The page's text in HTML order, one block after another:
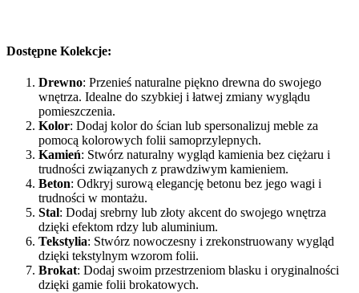
Dostępne Kolekcje:
Drewno: Przenieś naturalne piękno drewna do swojego
wnętrza. Idealne do szybkiej i łatwej zmiany wyglądu
pomieszczenia.
Kolor: Dodaj kolor do ścian lub spersonalizuj meble za
pomocą kolorowych folii samoprzylepnych.
Kamień: Stwórz naturalny wygląd kamienia bez ciężaru i
trudności związanych z prawdziwym kamieniem.
Beton: Odkryj surową elegancję betonu bez jego wagi i
trudności w montażu.
Stal: Dodaj srebrny lub złoty akcent do swojego wnętrza
dzięki efektom rdzy lub aluminium.
Tekstylia: Stwórz nowoczesny i zrekonstruowany wygląd
dzięki tekstylnym wzorom folii.
Brokat: Dodaj swoim przestrzeniom blasku i oryginalności
dzięki gamie folii brokatowych.